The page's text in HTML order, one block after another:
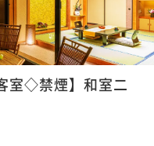
室◇禁煙】和室二